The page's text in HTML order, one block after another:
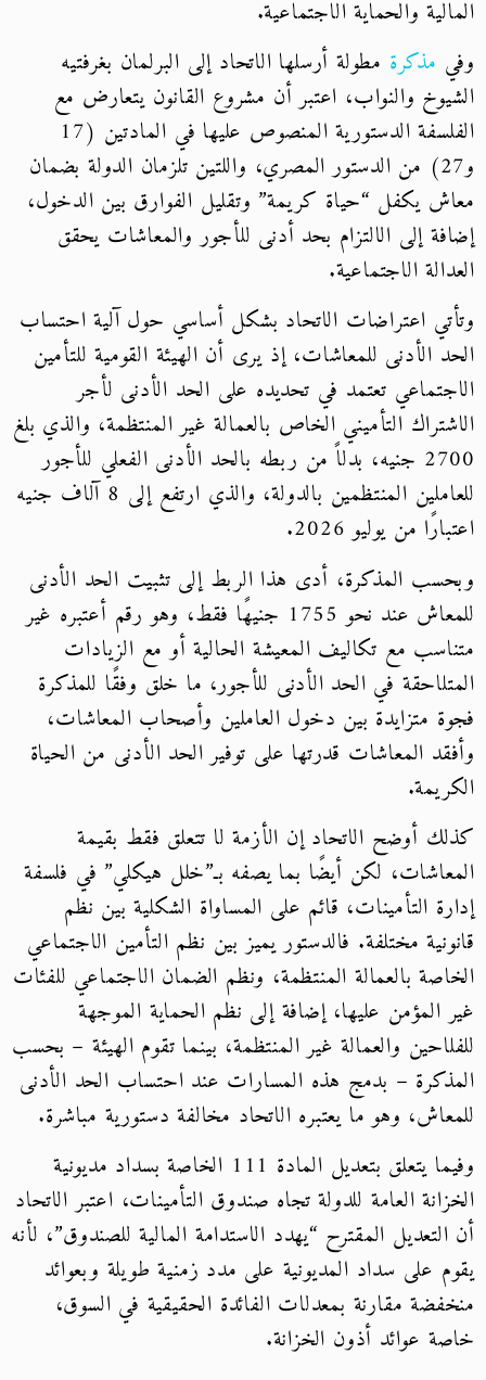
المالية والحماية الاجتماعية.
وفي مذكرة مطولة أرسلها الاتحاد إلى البرلمان بغرفتيه
الشيوخ والنواب، اعتبر أن مشروع القانون يتعارض مع
الفلسفة الدستورية المنصوص عليها في المادتين (17
و27) من الدستور المصري، واللتين تلزمان الدولة بضمان
معاش يكفل “حياة كريمة” وتقليل الفوارق بين الدخول،
إضافة إلى الالتزام بحد أدنى للأجور والمعاشات يحقق
العدالة الاجتماعية.
وتأتي اعتراضات الاتحاد بشكل أساسي حول آلية احتساب
الحد الأدنى للمعاشات، إذ يرى أن الهيئة القومية للتأمين
الاجتماعي تعتمد في تحديده على الحد الأدنى لأجر
الاشتراك التأميني الخاص بالعمالة غير المنتظمة، والذي بلغ
2700 جنيه، بدلاً من ربطه بالحد الأدنى الفعلي للأجور
للعاملين المنتظمين بالدولة، والذي ارتفع إلى 8 آلاف جنيه
اعتبارًا من يوليو 2026.
وبحسب المذكرة، أدى هذا الربط إلى تثبيت الحد الأدنى
للمعاش عند نحو 1755 جنيهًا فقط، وهو رقم أعتبره غير
متناسب مع تكاليف المعيشة الحالية أو مع الزيادات
المتلاحقة في الحد الأدنى للأجور، ما خلق وفقًا للمذكرة
فجوة متزايدة بين دخول العاملين وأصحاب المعاشات،
وأفقد المعاشات قدرتها على توفير الحد الأدنى من الحياة
الكريمة.
كذلك أوضح الاتحاد إن الأزمة لا تتعلق فقط بقيمة
المعاشات، لكن أيضًا بما يصفه بـ”خلل هيكلي” في فلسفة
إدارة التأمينات، قائم على المساواة الشكلية بين نظم
قانونية مختلفة. فالدستور يميز بين نظم التأمين الاجتماعي
الخاصة بالعمالة المنتظمة، ونظم الضمان الاجتماعي للفئات
غير المؤمن عليها، إضافة إلى نظم الحماية الموجهة
للفلاحين والعمالة غير المنتظمة، بينما تقوم الهيئة – بحسب
المذكرة – بدمج هذه المسارات عند احتساب الحد الأدنى
للمعاش، وهو ما يعتبره الاتحاد مخالفة دستورية مباشرة.
وفيما يتعلق بتعديل المادة 111 الخاصة بسداد مديونية
الخزانة العامة للدولة تجاه صندوق التأمينات، اعتبر الاتحاد
أن التعديل المقترح “يهدد الاستدامة المالية للصندوق”، لأنه
يقوم على سداد المديونية على مدد زمنية طويلة وبعوائد
منخفضة مقارنة بمعدلات الفائدة الحقيقية في السوق،
خاصة عوائد أذون الخزانة.